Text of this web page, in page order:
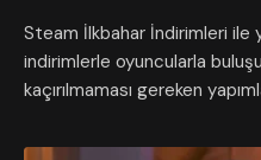
Steam İlkbahar İndirimleri ile
indirimlerle oyuncularla
kaçırılmaması gereken